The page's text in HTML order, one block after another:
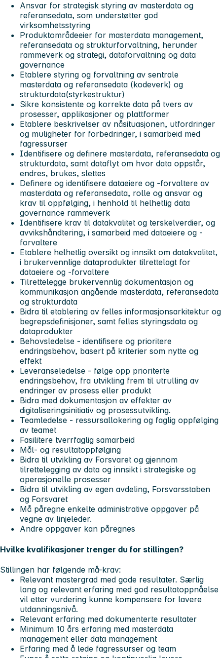
Ansvar for strategisk styring av masterdata og
referansedata, som understøtter god
virksomhetsstyring
Produktområdeeier for masterdata management,
referansedata og strukturforvaltning, herunder
rammeverk og strategi, dataforvaltning og data
governance
Etablere styring og forvaltning av sentrale
masterdata og referansedata (kodeverk) og
strukturdata(styrkestruktur)
Sikre konsistente og korrekte data på tvers av
prosesser, applikasjoner og plattformer
Etablere beskrivelser av nåsituasjonen, utfordringer
og muligheter for forbedringer, i samarbeid med
fagressurser
Identifisere og definere masterdata, referansedata og
strukturdata, samt dataflyt om hvor data oppstår,
endres, brukes, slettes
Definere og identifisere dataeiere og -forvaltere av
masterdata og referansedata, rolle og ansvar og
krav til oppfølging, i henhold til helhetlig data
governance rammeverk
Identifisere krav til datakvalitet og terskelverdier, og
avvikshåndtering, i samarbeid med dataeiere og -
forvaltere
Etablere helhetlig oversikt og innsikt om datakvalitet,
i brukervennlige dataprodukter tilrettelagt for
dataeiere og -forvaltere
Tilrettelegge brukervennlig dokumentasjon og
kommunikasjon angående masterdata, referansedata
og strukturdata
Bidra til etablering av felles informasjonsarkitektur og
begrepsdefinisjoner, samt felles styringsdata og
dataprodukter
Behovsledelse - identifisere og prioritere
endringsbehov, basert på kriterier som nytte og
effekt
Leveranseledelse - følge opp prioriterte
endringsbehov, fra utvikling frem til utrulling av
endringer av prosess eller produkt
Bidra med dokumentasjon av effekter av
digitaliseringsinitiativ og prosessutvikling.
Teamledelse - ressursallokering og faglig oppfølging
av teamet
Fasilitere tverrfaglig samarbeid
Mål- og resultatoppfølging
Bidra til utvikling av Forsvaret og gjennom
tilrettelegging av data og innsikt i strategiske og
operasjonelle prosesser
Bidra til utvikling av egen avdeling, Forsvarsstaben
og Forsvaret
Må påregne enkelte administrative oppgaver på
vegne av linjeleder.
Andre oppgaver kan påregnes
Hvilke kvalifikasjoner trenger du for stillingen?
Stillingen har følgende må-krav:
Relevant mastergrad med gode resultater. Særlig
lang og relevant erfaring med god resultatoppnåelse
vil etter vurdering kunne kompensere for lavere
utdanningsnivå.
Relevant erfaring med dokumenterte resultater
Minimum 10 års erfaring med masterdata
management eller data management
Erfaring med å lede fagressurser og team